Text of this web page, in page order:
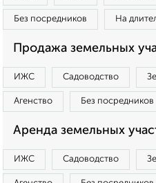
Без посредников На
Продажа земельных
ИЖС Садоводство
Агенство Без посредников
Аренда земельных
ИЖС Садоводство